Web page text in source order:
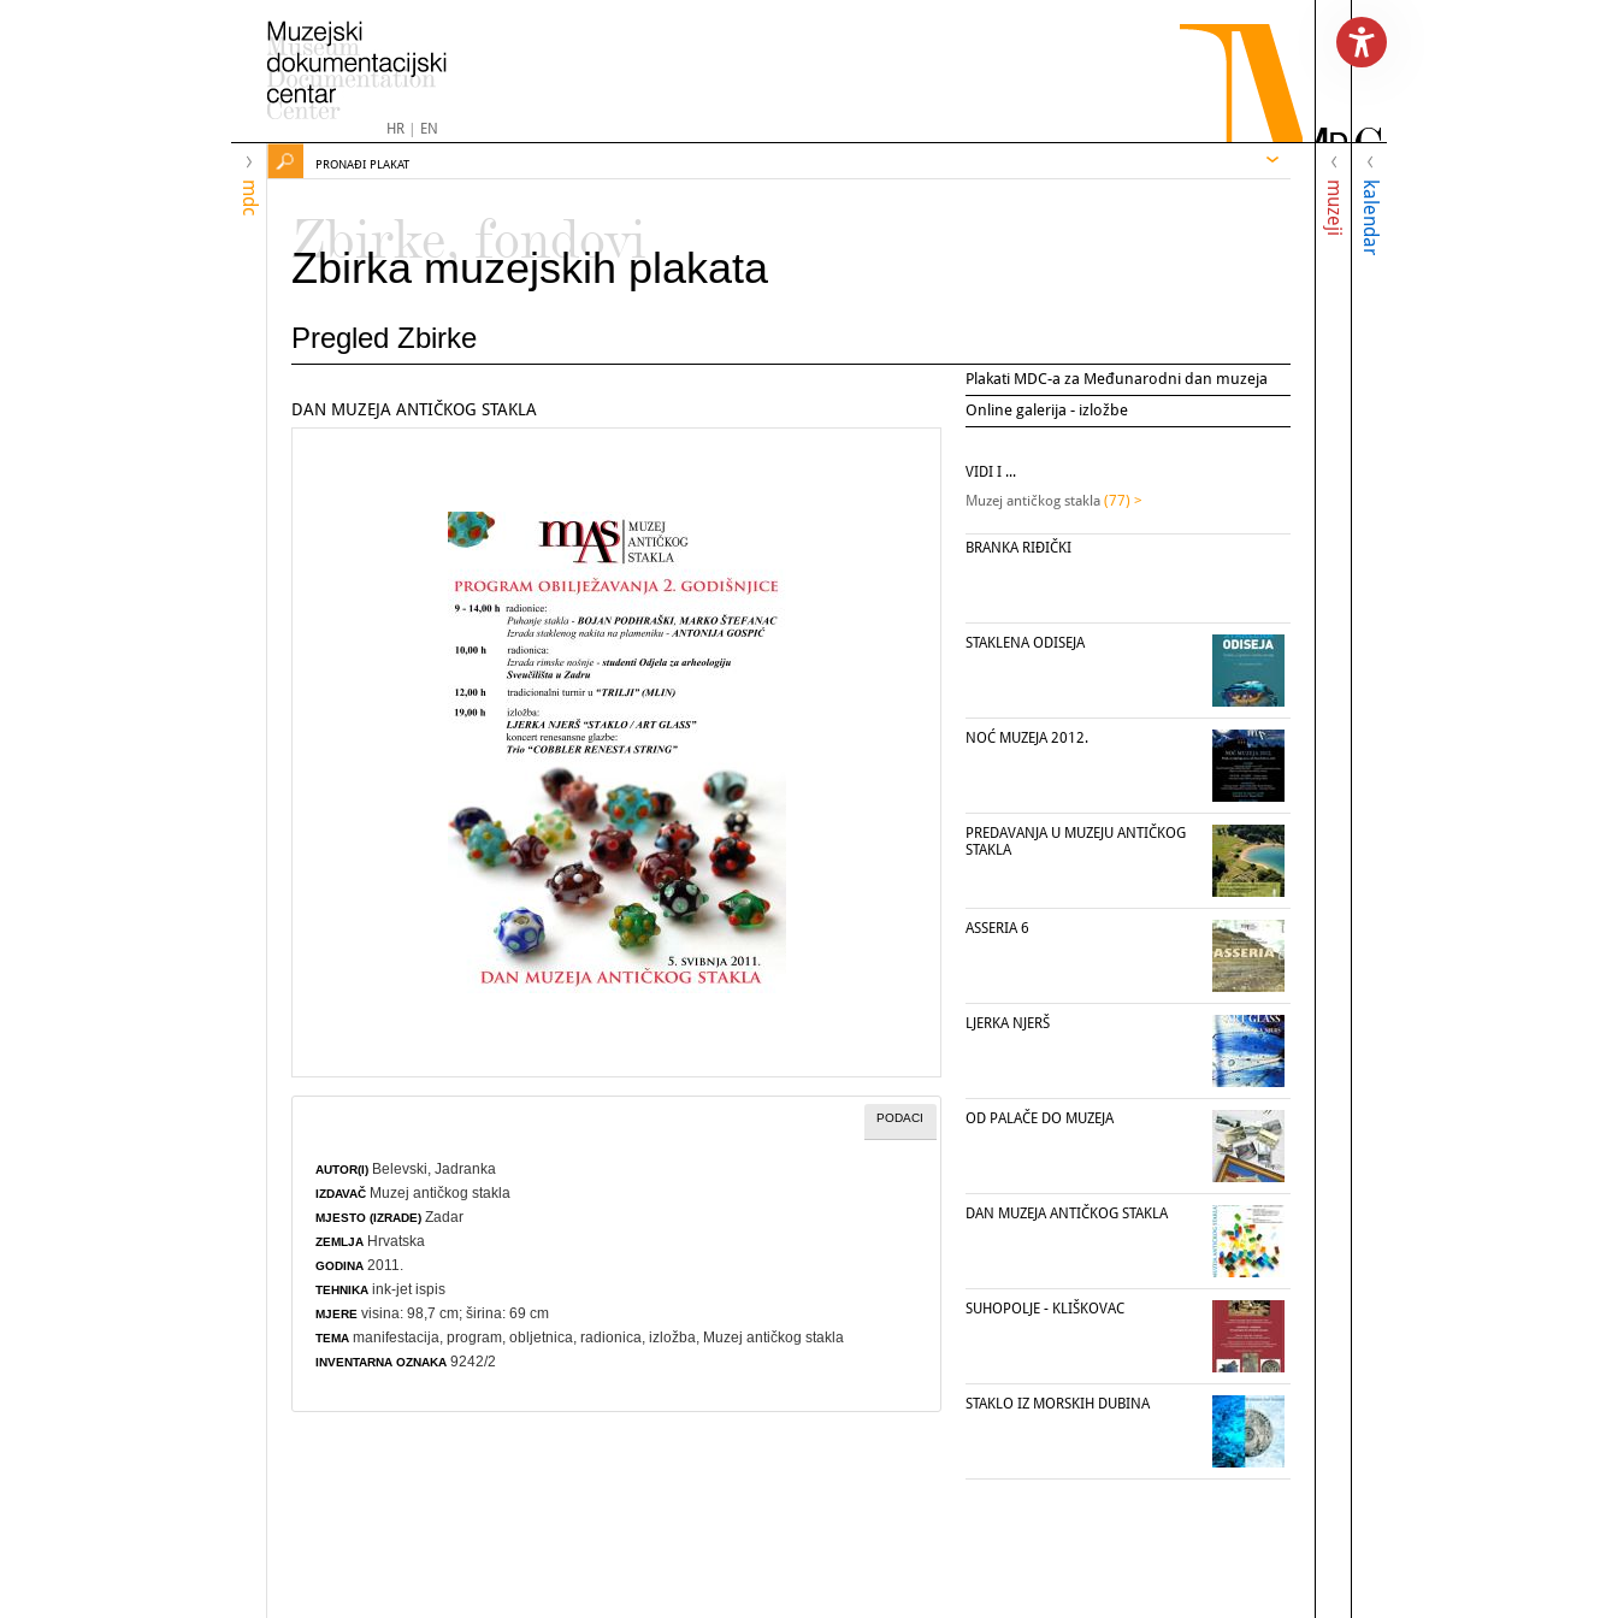
HR| EN
mdc muzeji kalendar
PRONAĐI PLAKAT
Zbirke, fondovi
Zbirka muzejskih plakata
Pregled Zbirke
Plakati MDC-a za Međunarodni dan muzeja
Online galerija - izložbe
DAN MUZEJA ANTIČKOG STAKLA
PODACI
AUTOR(I) Belevski, Jadranka
IZDAVAČ Muzej antičkog stakla
MJESTO (IZRADE) Zadar
ZEMLJA Hrvatska
GODINA 2011.
TEHNIKA ink-jet ispis
MJERE visina: 98,7 cm; širina: 69 cm
TEMA manifestacija ,program ,obljetnica ,radionica ,izložba , Muzej antičkog stakla
INVENTARNA OZNAKA 9242/2
VIDI I ...
Muzej antičkog stakla (77) >
BRANKA RIĐIČKI
STAKLENA ODISEJA
NOĆ MUZEJA 2012.
PREDAVANJA U MUZEJU ANTIČKOG
STAKLA
ASSERIA 6
LJERKA NJERŠ
OD PALAČE DO MUZEJA
DAN MUZEJA ANTIČKOG STAKLA
SUHOPOLJE - KLIŠKOVAC
STAKLO IZ MORSKIH DUBINA